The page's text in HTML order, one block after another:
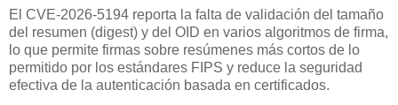
El CVE-2026-5194 reporta la falta de validación del tamaño
del resumen (digest) y del OID en varios algoritmos de firma,
lo que permite firmas sobre resúmenes más cortos de lo
permitido por los estándares FIPS y reduce la seguridad
efectiva de la autenticación basada en certificados.